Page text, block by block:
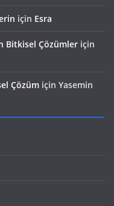
için Esra
Bitkisel Çözümler için
Çözüm için Yasemin